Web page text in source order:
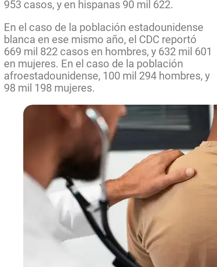
953 casos, y en hispanas 90 mil 622.
En el caso de la población estadounidense
blanca en ese mismo año, el CDC reportó
669 mil 822 casos en hombres, y 632 mil 601
en mujeres. En el caso de la población
afroestadounidense, 100 mil 294 hombres, y
98 mil 198 mujeres.